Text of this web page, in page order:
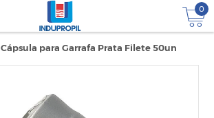
0
Cápsula para Garrafa Prata Filete 50un